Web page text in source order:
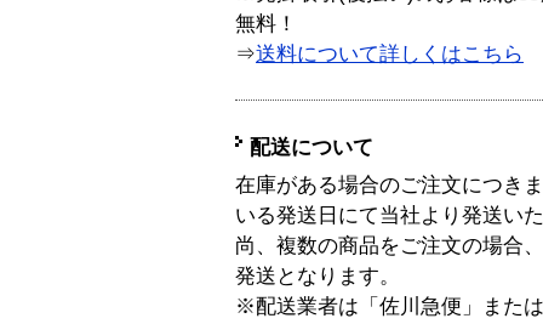
無料！
⇒送料について詳しくはこちら
配送について
在庫がある場合のご注文につき
いる発送日にて当社より発送い
尚、複数の商品をご注文の場合
発送となります。
※配送業者は「佐川急便」また